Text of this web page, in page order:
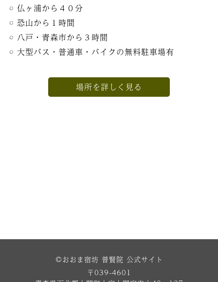
仏ヶ浦から４０分
恐山から１時間
八戸・青森市から３時間
大型バス・普通車・バイクの無料駐車場有
場所を詳しく見る
©おおま宿坊 普賢院 公式サイト
〒039-4601